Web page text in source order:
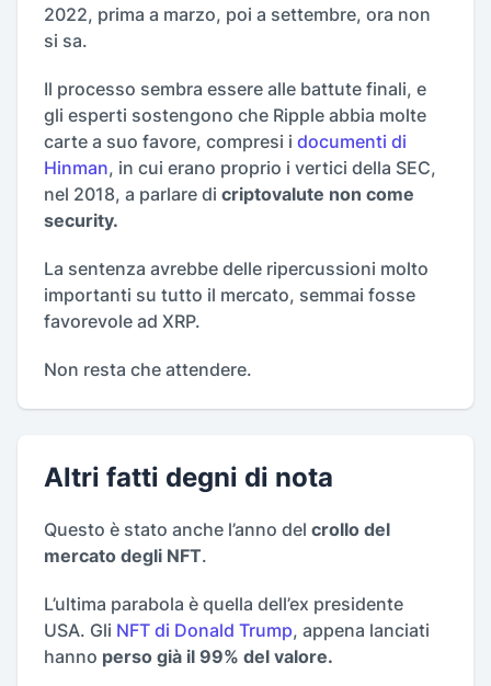
2022, prima a marzo, poi a settembre, ora non
si sa.
Il processo sembra essere alle battute finali, e
gli esperti sostengono che Ripple abbia molte
carte a suo favore, compresi i documenti di
Hinman, in cui erano proprio i vertici della SEC,
nel 2018, a parlare di criptovalute non come
security.
La sentenza avrebbe delle ripercussioni molto
importanti su tutto il mercato, semmai fosse
favorevole ad XRP.
Non resta che attendere.
Altri fatti degni di nota
Questo è stato anche l’anno del crollo del
mercato degli NFT.
L’ultima parabola è quella dell’ex presidente
USA. Gli NFT di Donald Trump, appena lanciati
hanno perso già il 99% del valore.